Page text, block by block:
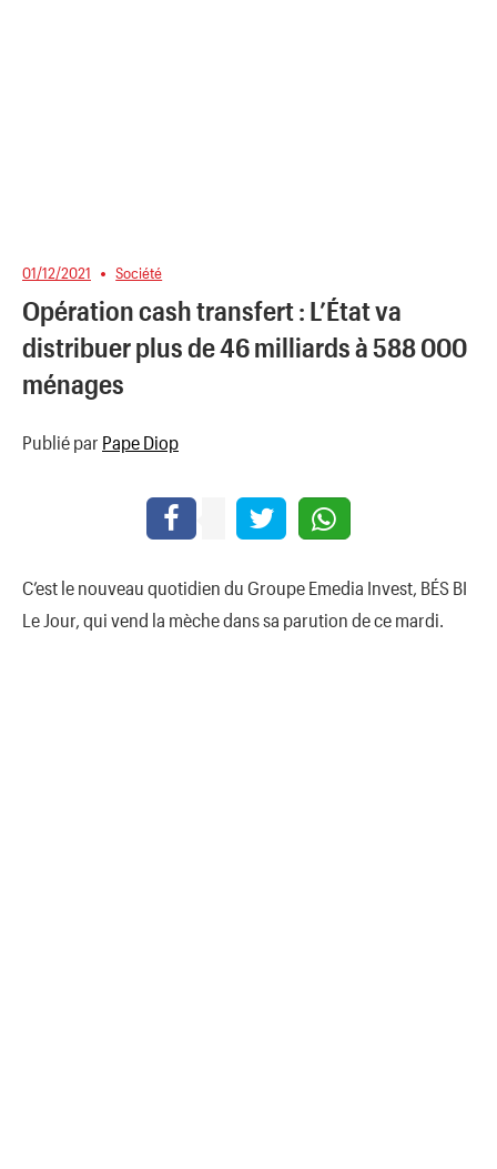
01/12/2021 Société
Opération cash transfert : L’État va
distribuer plus de 46 milliards à 588 000
ménages
Publié par Pape Diop
C’est le nouveau quotidien du Groupe Emedia Invest, BÉS BI
Le Jour, qui vend la mèche dans sa parution de ce mardi.